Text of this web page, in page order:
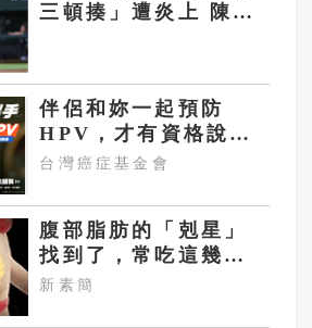
三頓揍」遭炎上 陳傑
伴侶和妳一起預防
HPV，才有資格說愛
妳！
台灣癌症基金會
腹部脂肪的「剋星」
找到了，常吃這幾
物，吃走大肚囊，瘦
新素簡